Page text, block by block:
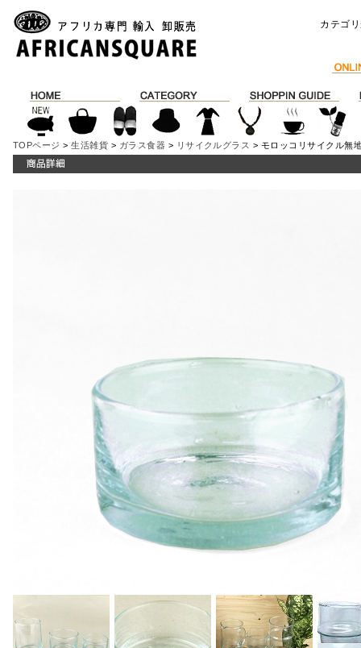
カテゴ
TOPページ >生活雑貨 > ガラス食器 > リサイクルグラス > モロッコリサイクル無